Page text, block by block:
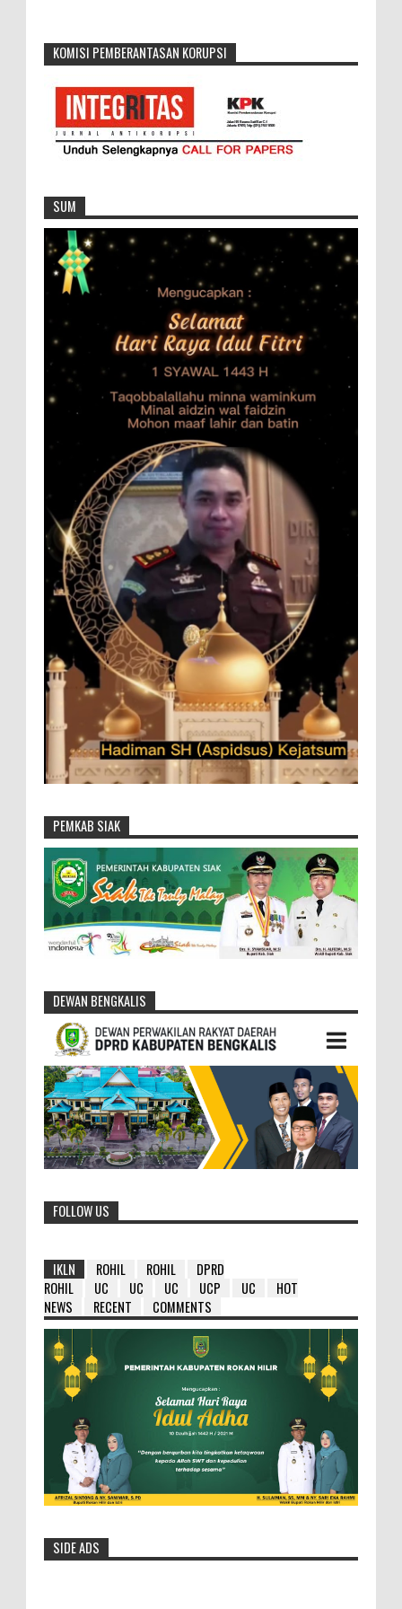
KOMISI PEMBERANTASAN KORUPSI
SUM
PEMKAB SIAK
DEWAN BENGKALIS
FOLLOW US
IKLN ROHIL ROHIL
DPRD
ROHIL
UC UC UC UCP UC
HOT
NEWS
RECENT COMMENTS
HM Wardan : Ambil Hikmahnya Dibalik
SIDE ADS